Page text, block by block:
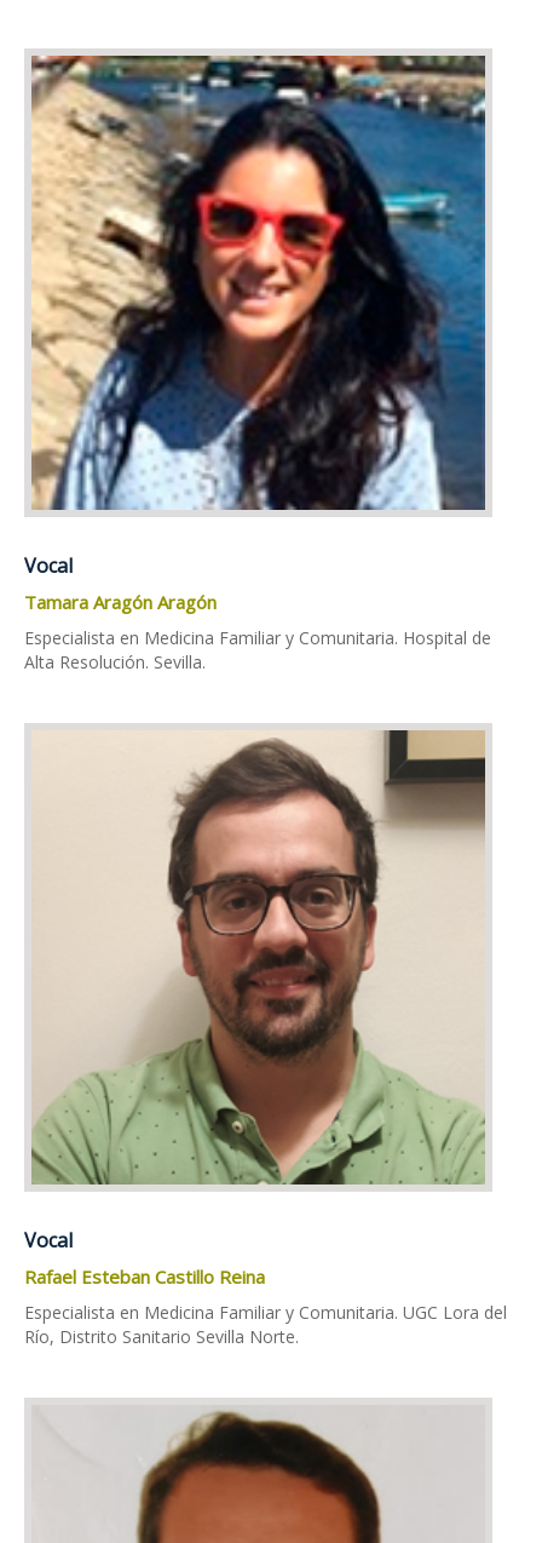
Vocal
Tamara Aragón Aragón
Especialista en Medicina Familiar y Comunitaria. Hospital de
Alta Resolución. Sevilla.
Vocal
Rafael Esteban Castillo Reina
Especialista en Medicina Familiar y Comunitaria. UGC Lora del
Río, Distrito Sanitario Sevilla Norte.